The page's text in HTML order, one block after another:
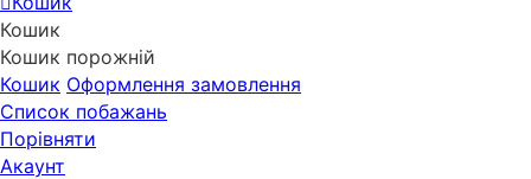
Кошик
Кошик порожній
Кошик Оформлення замовлення
Список побажань
Порівняти
Акаунт